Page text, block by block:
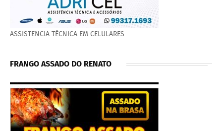
ASSISTENCIA TÉCNICA EM CELULARES
FRANGO ASSADO DO RENATO